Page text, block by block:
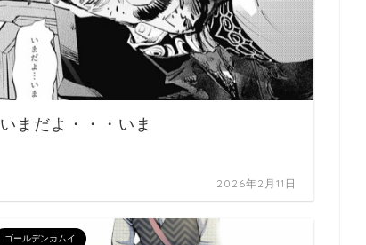
いまだよ・・・いま
2026年2月11日
ゴールデンカムイ